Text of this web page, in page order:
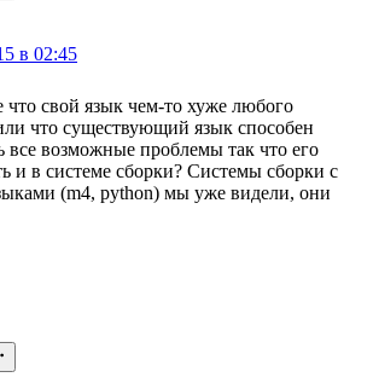
в 02:45
свой язык чем-то хуже любого
что существующий язык способен
все возможные проблемы так что его
и в системе сборки? Системы сборки с
(m4, python) мы уже видели, они